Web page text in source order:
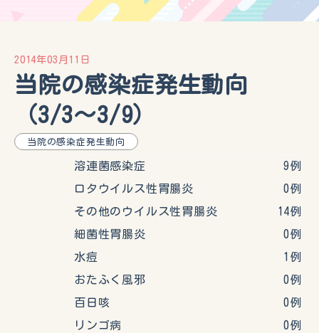
2014年03月11日
当院の感染症発生動向
（3/3～3/9）
当院の感染症発生動向
溶連菌感染症 9例
ロタウイルス性胃腸炎 0例
その他のウイルス性胃腸炎 14例
細菌性胃腸炎 0例
水痘 1例
おたふく風邪 0例
百日咳 0例
リンゴ病 0例